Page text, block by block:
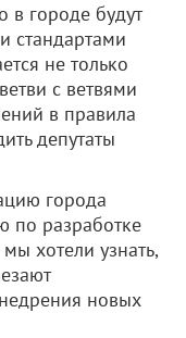
в городе будут
стандартами
не только
с ветвями
в правила
депутаты
города
по разработке
хотели узнать,
новых